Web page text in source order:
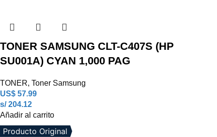
TONER SAMSUNG CLT-C407S (HP
SU001A) CYAN 1,000 PAG
TONER, Toner Samsung
US$ 57.99
s/ 204.12
Añadir al carrito
Producto Original